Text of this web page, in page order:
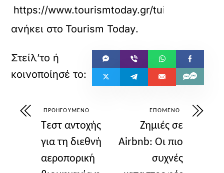
https://www.tourismtoday.gr/tui-musement-
ανήκει στο Tourism Today.
ΠΡΟΗΓΟΎΜΕΝΟ
Τεστ αντοχής
για τη διεθνή
αεροπορική
ΕΠΌΜΕΝΟ
Ζημιές σε
Airbnb: Οι πιο
συχνές